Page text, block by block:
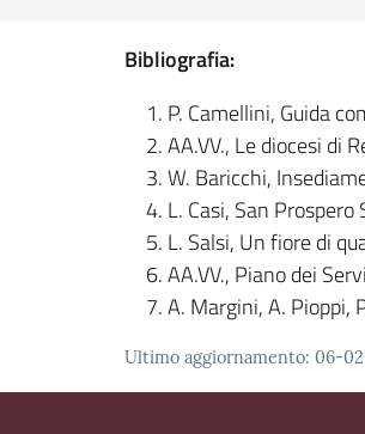
Bibliografia:
P. Camellini, Guida
AA.VV., Le diocesi di
W. Baricchi,
L. Casi, San
L. Salsi, Un fiore di
AA.VV., Piano dei
A. Margini, A. Pioppi,
Ultimo aggiornamento: 06-